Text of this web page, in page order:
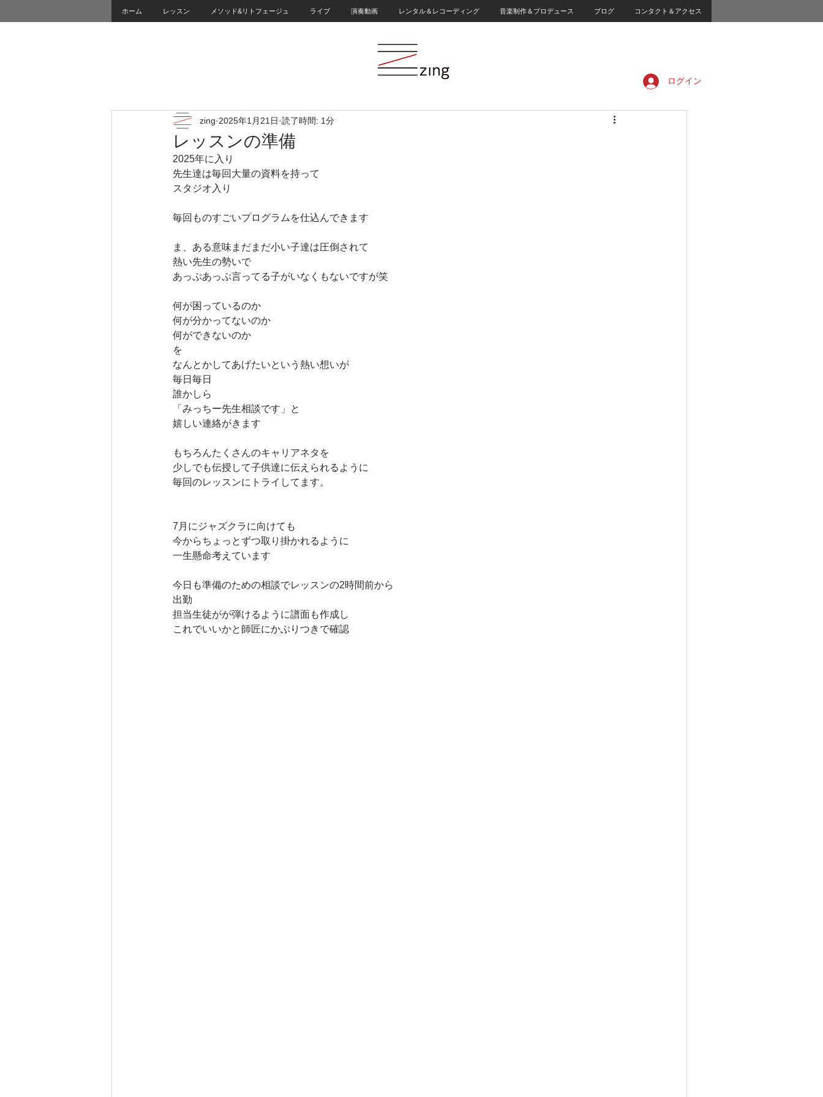
ホーム レッスン メソッド&リトフェージュ ライブ 演奏動画 レンタル＆レコーディング 音楽制作＆プロデュース ブログ コンタクト＆アクセス
ログイン
レッスンの準備
zing 2025年1月21日 読了時間: 1分
2025年に入り
先生達は毎回大量の資料を持って
スタジオ入り
毎回ものすごいプログラムを仕込んできます
ま、ある意味まだまだ小い子達は圧倒されて
熱い先生の勢いで
あっぷあっぷ言ってる子がいなくもないですが笑
何が困っているのか
何が分かってないのか
何ができないのか
を
なんとかしてあげたいという熱い想いが
毎日毎日
誰かしら
「みっちー先生相談です」と
嬉しい連絡がきます
もちろんたくさんのキャリアネタを
少しでも伝授して子供達に伝えられるように
毎回のレッスンにトライしてます。
7月にジャズクラに向けても
今からちょっとずつ取り掛かれるように
一生懸命考えています
今日も準備のための相談でレッスンの2時間前から
出勤
担当生徒がが弾けるように譜面も作成し
これでいいかと師匠にかぶりつきで確認